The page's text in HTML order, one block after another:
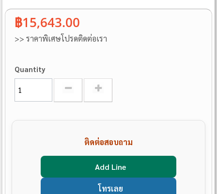
฿15,643.00
>> ราคาพิเศษโปรดติดต่อเรา
Quantity
ติดต่อสอบถาม
Add Line
โทรเลย